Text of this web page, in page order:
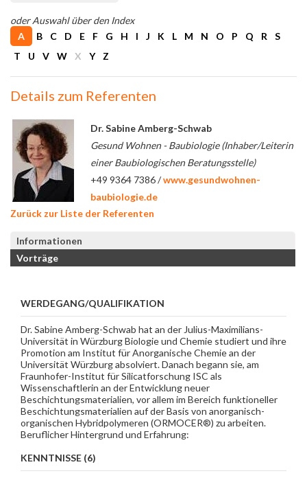
oder Auswahl über den Index
A
B C D E F G H I J K L M N O P Q R
S
T
U V W X Y Z
Details zum Referenten
Dr. Sabine Amberg-Schwab
Gesund Wohnen - Baubiologie (Inhaber/Leiterin
einer Baubiologischen Beratungsstelle)
+49 9364 7386 /www.gesundwohnen-
baubiologie.de
Zurück zur Liste der Referenten
Informationen
Vorträge
WERDEGANG/QUALIFIKATION
Dr. Sabine Amberg-Schwab hat an der Julius-Maximilians-
Universität in Würzburg Biologie und Chemie studiert und ihre
Promotion am Institut für Anorganische Chemie an der
Universität Würzburg absolviert. Danach begann sie, am
Fraunhofer-Institut für Silicatforschung ISC als
Wissenschaftlerin an der Entwicklung neuer
Beschichtungsmaterialien, vor allem im Bereich funktioneller
Beschichtungsmaterialien auf der Basis von anorganisch-
organischen Hybridpolymeren (ORMOCER®) zu arbeiten.
Beruflicher Hintergrund und Erfahrung:
KENNTNISSE (6)